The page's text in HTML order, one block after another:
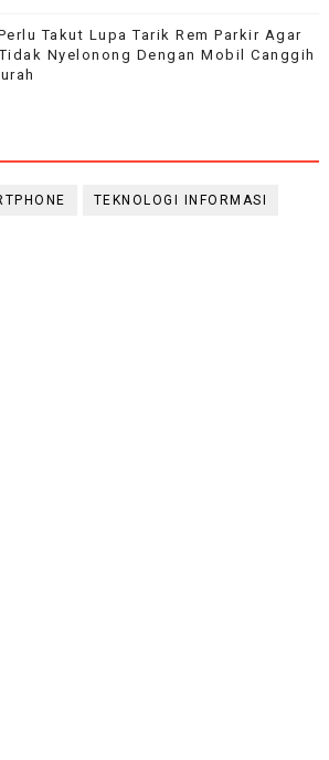
Takut Lupa Tarik Rem Parkir Agar
Nyelonong Dengan Mobil Canggih
TEKNOLOGI INFORMASI